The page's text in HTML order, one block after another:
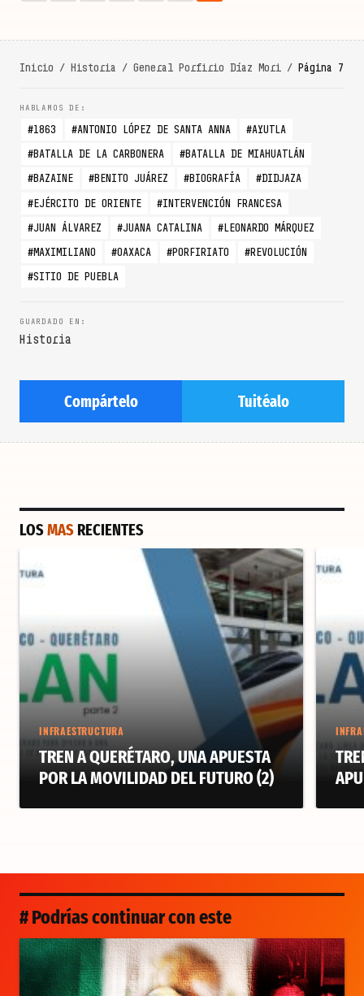
Inicio / Historia / General Porfirio Díaz Mori / Página 7
1863 ANTONIO LÓPEZ DE SANTA ANNA
AYUTLA
BATALLA DE LA CARBONERA
BATALLA DE MIAHUATLÁN
BAZAINE
BENITO JUÁREZ BIOGRAFÍA
DIDJAZA
EJÉRCITO DE ORIENTE
INTERVENCIÓN FRANCESA
JUAN ÁLVAREZ
JUANA CATALINA
LEONARDO MÁRQUEZ
MAXIMILIANO
OAXACA PORFIRIATO
REVOLUCIÓN
SITIO DE PUEBLA
Historia
Compártelo Tuitéalo
LOSMAS RECIENTES
INFRAESTRUCTURA
TREN A QUERÉTARO, UNA APUESTA
POR LA MOVILIDAD DEL FUTURO (2)
# Podrías continuar con este